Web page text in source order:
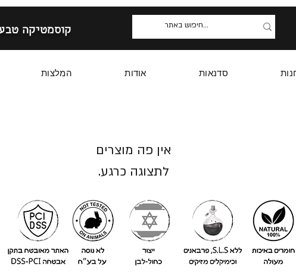
קוסמטיקה
סדנאות אודות המלצות
לתצוגה כרגע.